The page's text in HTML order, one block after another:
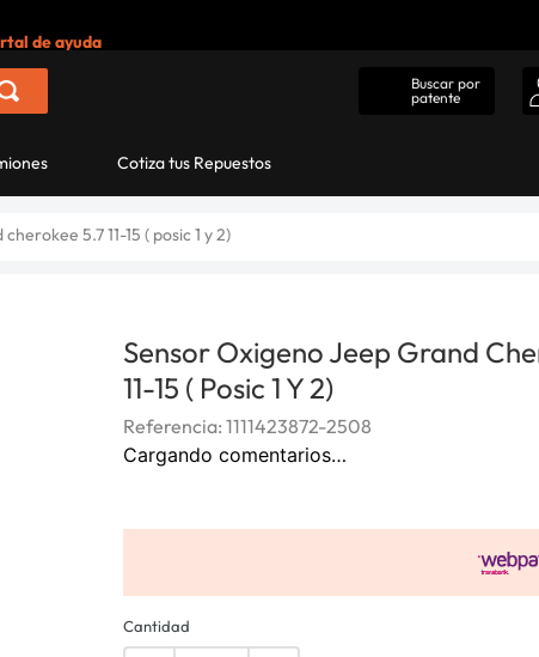
de ayuda
Buscar por
patente
Cotiza tus Repuestos
5.7 11-15 ( posic 1 y 2)
Sensor Oxigeno Jeep Grand
11-15 ( Posic 1 Y 2)
Referencia: 1111423872-2508
Cargando comentarios…
Cantidad